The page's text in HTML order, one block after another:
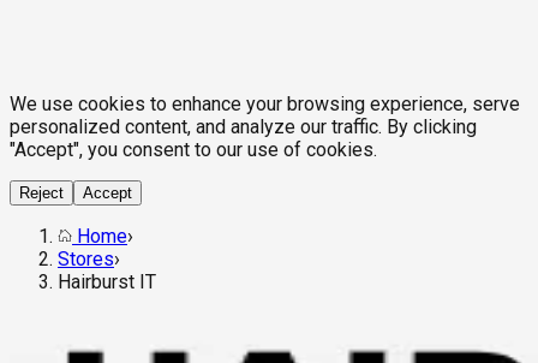
We use cookies to enhance your browsing experience, serve
personalized content, and analyze our traffic. By clicking
"Accept", you consent to our use of cookies.
Reject Accept
Home›
Stores›
Hairburst IT